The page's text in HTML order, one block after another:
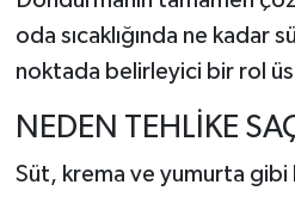
oda sıcaklığında ne kadar
noktada belirleyici bir rol
NEDEN TEHLİKE
Süt, krema ve yumurta gibi